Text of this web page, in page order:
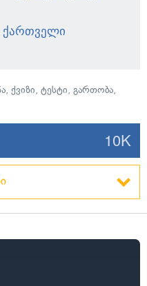
ქართველი
, ქვიზი, ტესტი, გართობა,
10K